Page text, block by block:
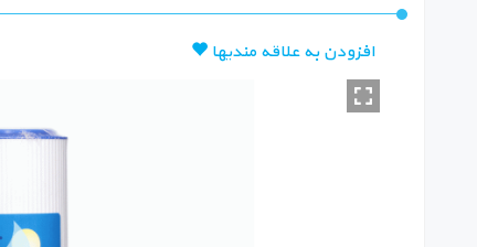
افزودن به علاقه مندیها